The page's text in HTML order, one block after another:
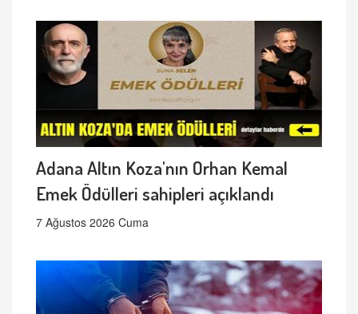
Adana Altın Koza'nın Orhan Kemal
Emek Ödülleri sahipleri açıklandı
7 Ağustos 2026 Cuma